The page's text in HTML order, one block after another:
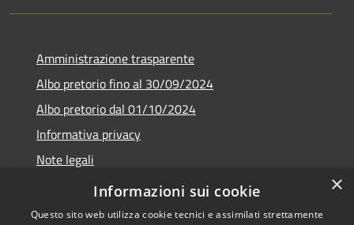
Amministrazione trasparente
Albo pretorio fino al 30/09/2024
Albo pretorio dal 01/10/2024
Informativa privacy
Note legali
Dichiarazione di accessibilità
×
Informazioni sui cookie
Questo sito web utilizza cookie tecnici e assimilati strettamente